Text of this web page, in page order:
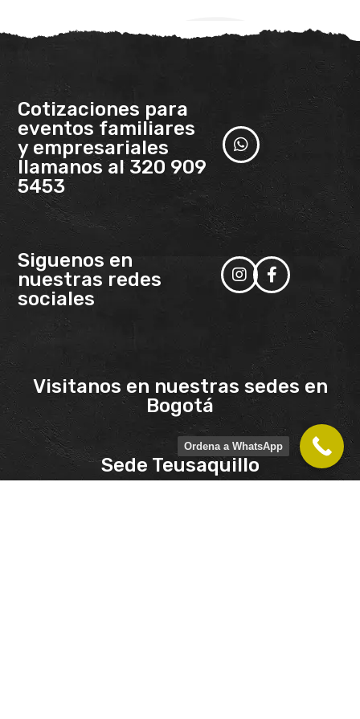
Cotizaciones para
eventos familiares
y empresariales
llamanos al 320 909
5453
Siguenos en
nuestras redes
sociales
Visitanos en nuestras sedes en
Bogotá
Sede Teusaquillo
Ordena a WhatsApp